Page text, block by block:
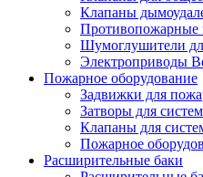
Клапаны
Противопожарные
Шумоглушители
Электроприводы
Пожарное оборудование
Задвижки для
Затворы для
Клапаны для
Пожарное
Расширительные баки